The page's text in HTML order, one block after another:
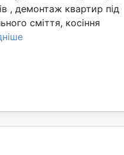
, демонтаж квартир під
сміття, косіння